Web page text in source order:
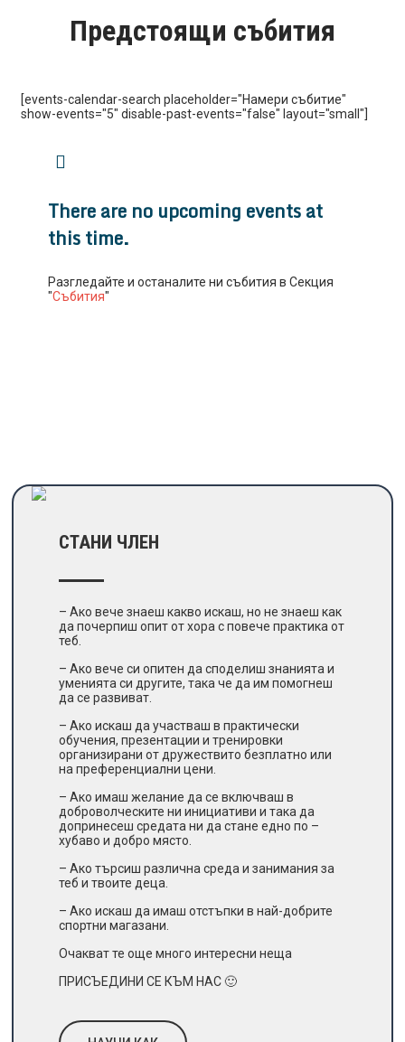
Предстоящи събития
[events-calendar-search placeholder="Намери събитие"
show-events="5" disable-past-events="false" layout="small"]
There are no upcoming events at
this time.
Разгледайте и останалите ни събития в Секция
"Събития"
СТАНИ ЧЛЕН
– Ако вече знаеш какво искаш, но не знаеш как
да почерпиш опит от хора с повече практика от
теб.
– Ако вече си опитен да споделиш знанията и
уменията си другите, така че да им помогнеш
да се развиват.
– Ако искаш да участваш в практически
обучения, презентации и тренировки
организирани от дружествито безплатно или
на преференциални цени.
– Ако имаш желание да се включваш в
доброволческите ни инициативи и така да
допринесеш средата ни да стане едно по –
хубаво и добро място.
– Ако търсиш различна среда и занимания за
теб и твоите деца.
– Ако искаш да имаш отстъпки в най-добрите
спортни магазани.
Очакват те още много интересни неща
ПРИСЪЕДИНИ СЕ КЪМ НАС 🙂